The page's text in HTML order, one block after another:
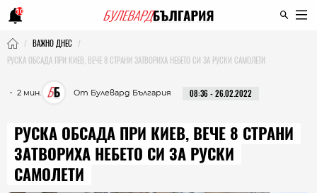
10
ВАЖНО ДНЕС
РУСКА ОБСАДА ПРИ КИЕВ, ВЕЧЕ 8 СТРАНИ ЗАТВОРИХА НЕБЕТО СИ ЗА РУСКИ САМОЛЕТИ
・ 2 мин. От Булевард България 08:36 - 26.02.2022
РУСКА ОБСАДА ПРИ КИЕВ, ВЕЧЕ 8 СТРАНИ
ЗАТВОРИХА НЕБЕТО СИ ЗА РУСКИ
САМОЛЕТИ